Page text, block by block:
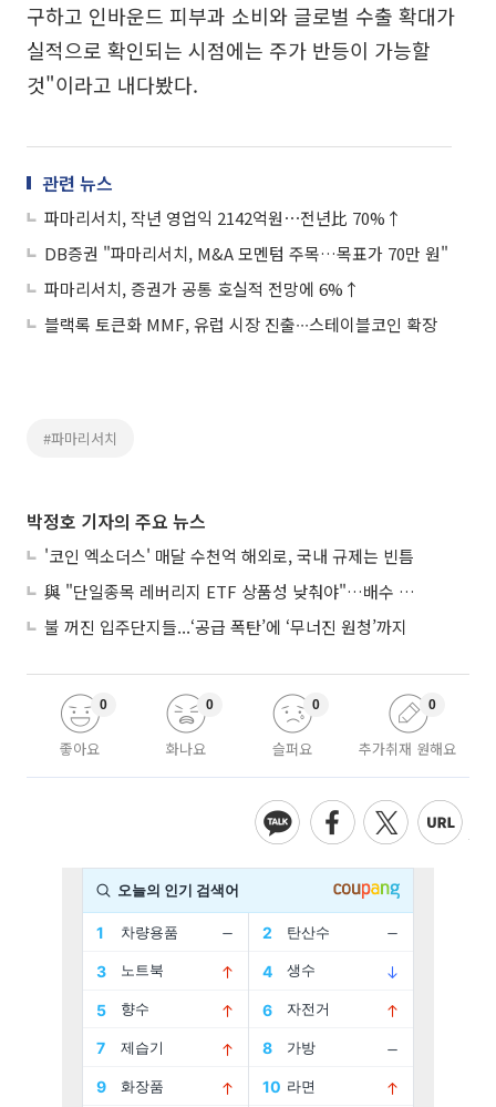
구하고 인바운드 피부과 소비와 글로벌 수출 확대가
실적으로 확인되는 시점에는 주가 반등이 가능할
것"이라고 내다봤다.
관련 뉴스
파마리서치, 작년 영업익 2142억원⋯전년比 70%↑
DB증권 "파마리서치, M&A 모멘텀 주목…목표가 70만 원"
파마리서치, 증권가 공통 호실적 전망에 6%↑
블랙록 토큰화 MMF, 유럽 시장 진출∙∙∙스테이블코인 확장
#파마리서치
박정호 기자의 주요 뉴스
'코인 엑소더스' 매달 수천억 해외로, 국내 규제는 빈틈
與 "단일종목 레버리지 ETF 상품성 낮춰야"…배수 조정안도 거론
불 꺼진 입주단지들...‘공급 폭탄’에 ‘무너진 원청’까지
좋아요
0
화나요
0
슬퍼요
0
추가취재 원해요
0